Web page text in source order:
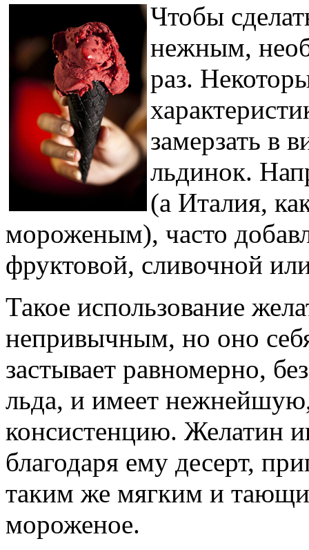
Чтобы
нежным,
раз.
замерзать в
льдинок.
(а Италия,
мороженым), часто
фруктовой, сливочной
Такое использование
непривычным, но оно
застывает равномерно,
льда, и имеет
консистенцию. Желатин
благодаря ему десерт,
таким же мягким и
мороженое.